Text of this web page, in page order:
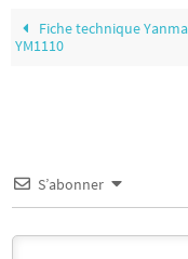
Fiche technique
YM1110
S’abonner